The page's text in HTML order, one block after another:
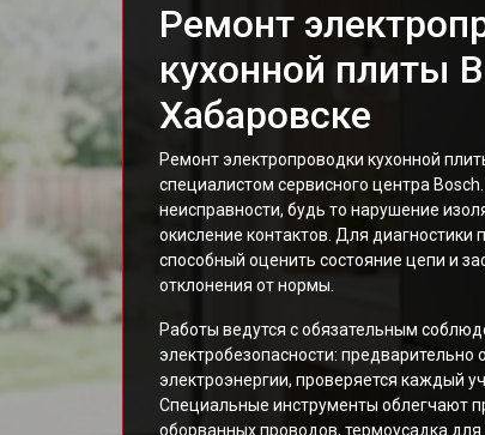
Ремонт
кухонной плиты
Хабаровске
Ремонт электропроводки кухонной
специалистом сервисного центра
неисправности, будь то нарушение
окисление контактов. Для диагностики
способный оценить состояние цепи и
отклонения от нормы.
Работы ведутся с обязательным
электробезопасности: предварительно
электроэнергии, проверяется каждый
Специальные инструменты облегчают
оборванных проводов, термоусадка